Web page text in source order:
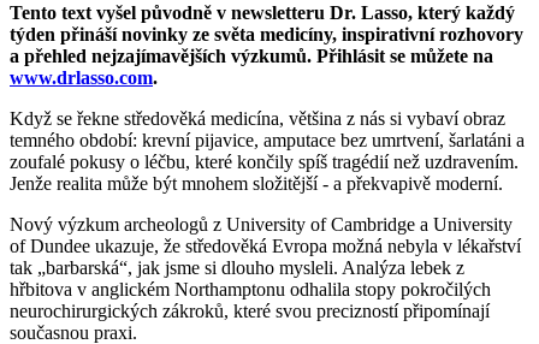
Tento text vyšel původně v newsletteru Dr. Lasso, který každý
týden přináší novinky ze světa medicíny, inspirativní rozhovory
a přehled nejzajímavějších výzkumů. Přihlásit se můžete na
www.drlasso.com.
Když se řekne středověká medicína, většina z nás si vybaví obraz
temného období: krevní pijavice, amputace bez umrtvení, šarlatáni a
zoufalé pokusy o léčbu, které končily spíš tragédií než uzdravením.
Jenže realita může být mnohem složitější - a překvapivě moderní.
Nový výzkum archeologů z University of Cambridge a University
of Dundee ukazuje, že středověká Evropa možná nebyla v lékařství
tak „barbarská“, jak jsme si dlouho mysleli. Analýza lebek z
hřbitova v anglickém Northamptonu odhalila stopy pokročilých
neurochirurgických zákroků, které svou precizností připomínají
současnou praxi.